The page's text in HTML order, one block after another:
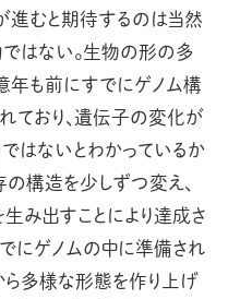
むと期待するのは当然
ではない。生物の形の多
年も前にすでにゲノム構
ており、遺伝子の変化が
はないとわかっているか
構造を少しずつ変え、
み出すことにより達成さ
にゲノムの中に準備され
ら多様な形態を作り上げ